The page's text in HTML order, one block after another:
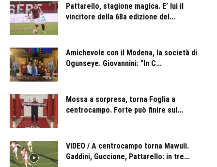
Pattarello, stagione magica. E’ lui il
vincitore della 68a edizione del...
Amichevole con il Modena, la società di
Ogunseye. Giovannini: “In C...
Mossa a sorpresa, torna Foglia a
centrocampo. Forte può finire sul...
VIDEO / A centrocampo torna Mawuli.
Gaddini, Guccione, Pattarello: in tre...